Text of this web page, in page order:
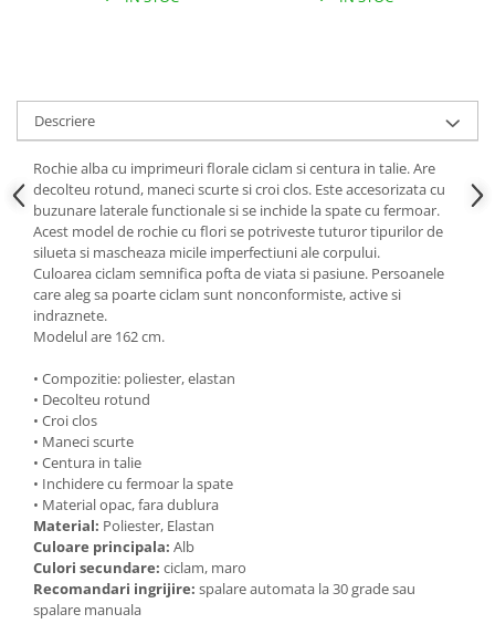
Descriere
Rochie alba cu imprimeuri florale ciclam si centura in talie. Are
decolteu rotund, maneci scurte si croi clos. Este accesorizata cu
buzunare laterale functionale si se inchide la spate cu fermoar.
Acest model de rochie cu flori se potriveste tuturor tipurilor de
silueta si mascheaza micile imperfectiuni ale corpului.
Culoarea ciclam semnifica pofta de viata si pasiune. Persoanele
care aleg sa poarte ciclam sunt nonconformiste, active si
indraznete.
Modelul are 162 cm.
• Compozitie: poliester, elastan
• Decolteu rotund
• Croi clos
• Maneci scurte
• Centura in talie
• Inchidere cu fermoar la spate
• Material opac, fara dublura
Material: Poliester, Elastan
Culoare principala: Alb
Culori secundare: ciclam, maro
Recomandari ingrijire: spalare automata la 30 grade sau
spalare manuala